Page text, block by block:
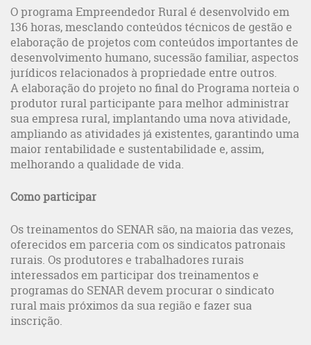
O programa Empreendedor Rural é desenvolvido em
136 horas, mesclando conteúdos técnicos de gestão e
elaboração de projetos com conteúdos importantes de
desenvolvimento humano, sucessão familiar, aspectos
jurídicos relacionados à propriedade entre outros.
A elaboração do projeto no final do Programa norteia o
produtor rural participante para melhor administrar
sua empresa rural, implantando uma nova atividade,
ampliando as atividades já existentes, garantindo uma
maior rentabilidade e sustentabilidade e, assim,
melhorando a qualidade de vida.
Como participar
Os treinamentos do SENAR são, na maioria das vezes,
oferecidos em parceria com os sindicatos patronais
rurais. Os produtores e trabalhadores rurais
interessados em participar dos treinamentos e
programas do SENAR devem procurar o sindicato
rural mais próximos da sua região e fazer sua
inscrição.